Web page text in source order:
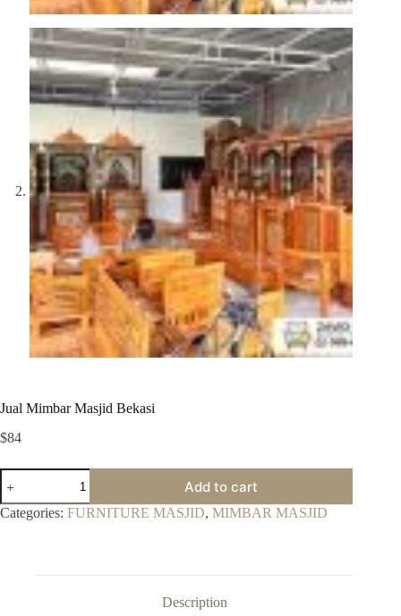
Jual Mimbar Masjid Bekasi
$84
Jual
Mimbar
Masjid
Bekasi
Add to cart
Categories: FURNITURE MASJID, MIMBAR MASJID
Description